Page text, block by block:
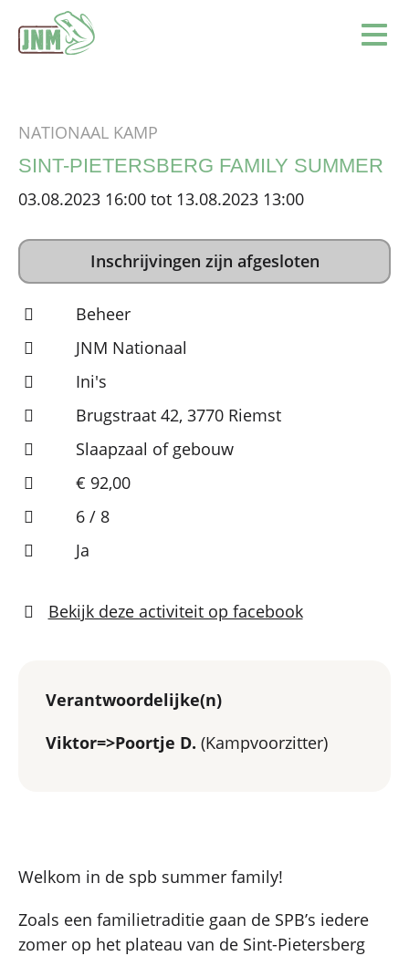
NATIONAAL KAMP
SINT-PIETERSBERG FAMILY SUMMER
03.08.2023 16:00 tot 13.08.2023 13:00
Inschrijvingen zijn afgesloten
Beheer
JNM Nationaal
Ini's
Brugstraat 42, 3770 Riemst
Slaapzaal of gebouw
€ 92,00
6 / 8
Ja
Bekijk deze activiteit op facebook
Verantwoordelijke(n)
Viktor=>Poortje D. (Kampvoorzitter)
Welkom in de spb summer family!
Zoals een familietraditie gaan de SPB’s iedere
zomer op het plateau van de Sint-Pietersberg